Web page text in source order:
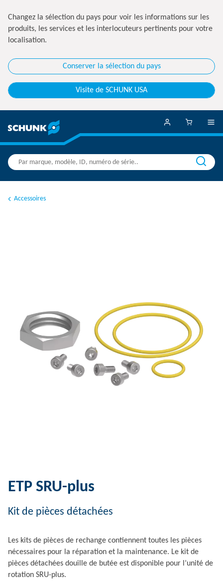
Changez la sélection du pays pour voir les informations sur les
produits, les services et les interlocuteurs pertinents pour votre
localisation.
Conserver la sélection du pays
Visite de SCHUNK USA
Accessoires
ETP SRU-plus
Kit de pièces détachées
Les kits de pièces de rechange contiennent toutes les pièces
nécessaires pour la réparation et la maintenance. Le kit de
pièces détachées douille de butée est disponible pour l’unité de
rotation SRU-plus.